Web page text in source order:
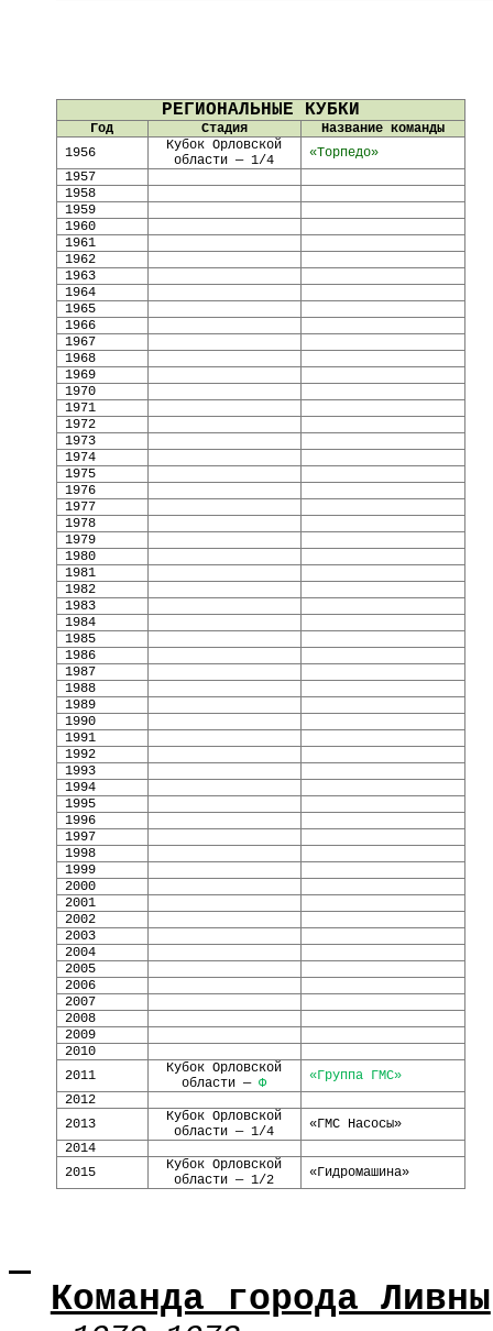
РЕГИОНАЛЬНЫЕ КУБКИ
Год Стадия
Название команды
1956
Кубок Орловской
области — 1/4
«Торпедо»
1957
1958
1959
1960
1961
1962
1963
1964
1965
1966
1967
1968
1969
1970
1971
1972
1973
1974
1975
1976
1977
1978
1979
1980
1981
1982
1983
1984
1985
1986
1987
1988
1989
1990
1991
1992
1993
1994
1995
1996
1997
1998
1999
2000
2001
2002
2003
2004
2005
2006
2007
2008
2009
2010
2011
Кубок Орловской
области —Ф
«Группа ГМС»
2012
2013
Кубок Орловской
области — 1/4
«ГМС Насосы»
2014
2015
Кубок Орловской
области — 1/2
«Гидромашина»
Команда города Ливны